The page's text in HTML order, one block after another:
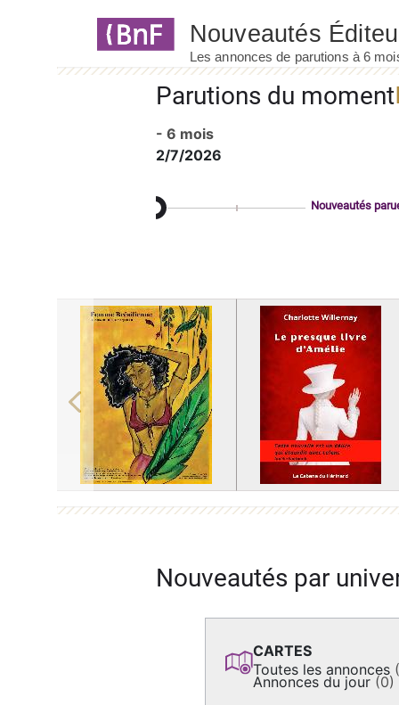
Parutions du moment
- 6 mois
2/7/2026
Nouveautés
Previous
Nouveautés par
CARTES
Toutes les annonces
Annonces du jour (0)